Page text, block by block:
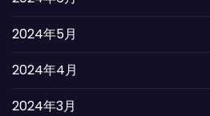
2024年5月
2024年4月
2024年3月